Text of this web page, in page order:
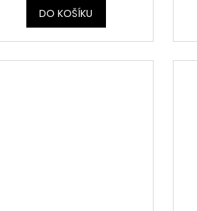
DO KOŠÍKU